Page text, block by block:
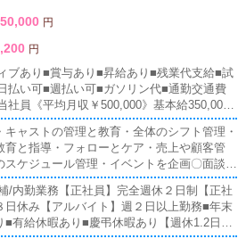
円
円
ブあり■賞与あり■昇給あり■残業代支給■試
払い可■週払い可■ガソリン代■通勤交通費
社員《平均月収￥500,000》基本給350,000
歩合月給1,000,000円超え可能！！3か月毎
短3か月でスピード出世も可能！！【 幹部 】
手当+歩合専務⇒月給150万～常務⇒月給120
月給100～120万＊＊＊＊＊＊＊【 店舗管理
各種手当+歩合店長⇒月給65万～85万副店長
【月収例】・月収30万(固定給25万+歩合給
月（25歳副店長、内勤)・月収75万(固定給35
万＋歩合給25万)入社１年1カ月(28歳店長)・
キャストの管理と教育・全体のシフト管理・
育と指導・フォローとケア・売上や顧客管
スケジュール管理・イベントを企画〇面談ス
ストさんの面談を行い悩みの解決・業務への
げます。〇面接新しい仲間を増やしていく為
の顔としてご応募の方に自社の良さをPRし
影同行グループの宣伝広告キャストさんの宣
/内勤業務【正社員】完全週休２日制【正社
日休み【アルバイト】週２日以上勤務■年末
■有給休暇あり■慶弔休暇あり【週休1.2日】
季休暇慶弔休暇あり